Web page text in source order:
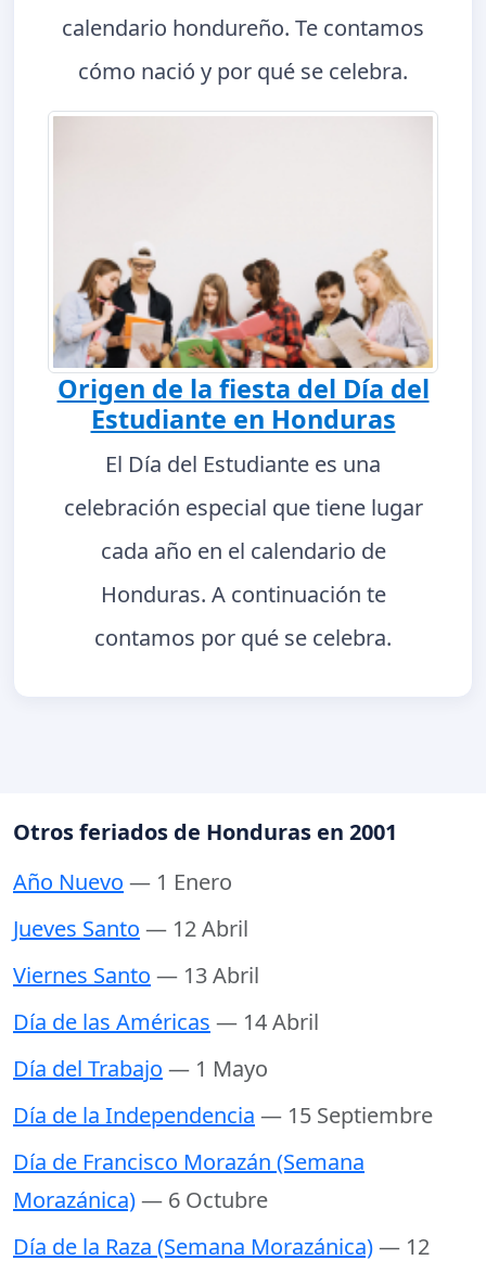
calendario hondureño. Te contamos
cómo nació y por qué se celebra.
Origen de la fiesta del Día del
Estudiante en Honduras
El Día del Estudiante es una
celebración especial que tiene lugar
cada año en el calendario de
Honduras. A continuación te
contamos por qué se celebra.
Otros feriados de Honduras en 2001
Año Nuevo — 1 Enero
Jueves Santo — 12 Abril
Viernes Santo — 13 Abril
Día de las Américas — 14 Abril
Día del Trabajo — 1 Mayo
Día de la Independencia — 15 Septiembre
Día de Francisco Morazán (Semana
Morazánica)— 6 Octubre
Día de la Raza (Semana Morazánica)— 12